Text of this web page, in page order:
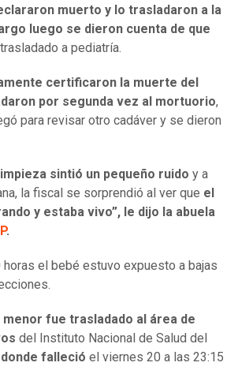
muerto y lo trasladaron a la
luego se dieron cuenta de que
a pediatría.
certificaron la muerte del
por segunda vez al mortuorio,
para revisar otro cadáver y se dieron
sintió un pequeño ruido y a
la fiscal se sorprendió al ver que el
y estaba vivo”, le dijo la abuela
.
horas el bebé estuvo expuesto a bajas
menor fue trasladado al área de
del Instituto Nacional de Salud del
donde falleció el viernes 20 a las 23:15